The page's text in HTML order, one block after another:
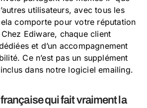
utilisateurs, avec tous les
comporte pour votre réputation
Chez Ediware, chaque client
et d’un accompagnement
Ce n’est pas un supplément
inclus dans notre logiciel emailing.
française qui fait vraiment la